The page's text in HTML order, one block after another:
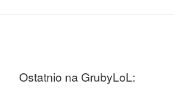
Ostatnio na GrubyLoL: